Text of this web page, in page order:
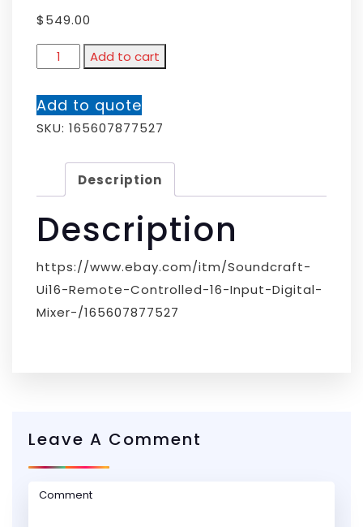
$549.00
Add to cart
Add to quote
SKU: 165607877527
Description
Description
https://www.ebay.com/itm/Soundcraft-
Ui16-Remote-Controlled-16-Input-Digital-
Mixer-/165607877527
Leave A Comment